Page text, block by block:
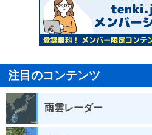
注目のコンテンツ
雨雲レーダー